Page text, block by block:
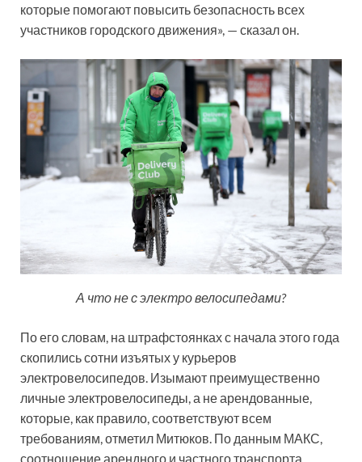
которые помогают повысить безопасность всех
участников городского движения», — сказал он.
А что не с электро велосипедами?
По его словам, на штрафстоянках с начала этого года
скопились сотни изъятых у курьеров
электровелосипедов. Изымают преимущественно
личные электровелосипеды, а не арендованные,
которые, как правило, соответствуют всем
требованиям, отметил Митюков. По данным МАКС,
соотношение арендного и частного транспорта